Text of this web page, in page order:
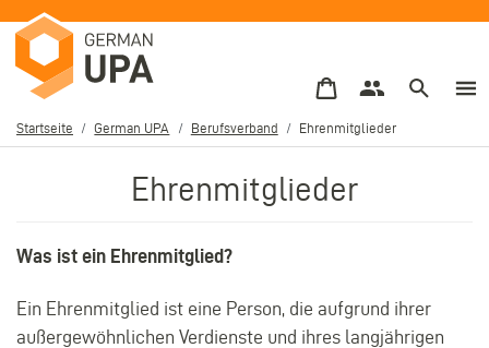
zum
Inhalt
Pfadnavigation
Startseite German UPA Berufsverband Ehrenmitglieder
Ehrenmitglieder
Was ist ein Ehrenmitglied?
Ein Ehrenmitglied ist eine Person, die aufgrund ihrer
außergewöhnlichen Verdienste und ihres langjährigen